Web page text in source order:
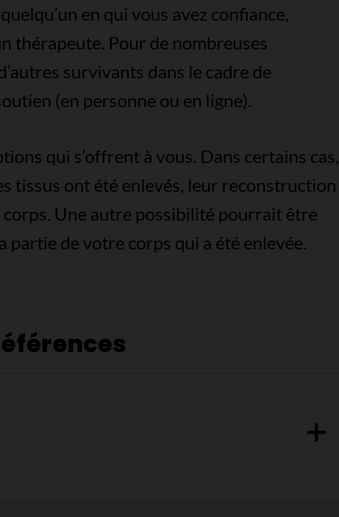
en qui vous avez confiance,
thérapeute. Pour de nombreuses
survivants dans le cadre de
(en personne ou en ligne).
qui s’offrent à vous. Dans certains cas,
tissus ont été enlevés, leur reconstruction
Une autre possibilité pourrait être
de votre corps qui a été enlevée.